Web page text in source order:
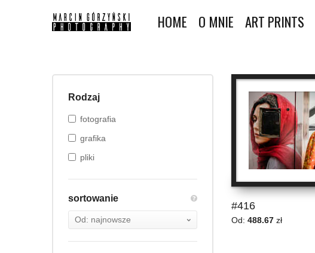
HOME O MNIE ART PRINTS
Rodzaj
fotografia
grafika
pliki
sortowanie
#416
Od: 488.67 zł